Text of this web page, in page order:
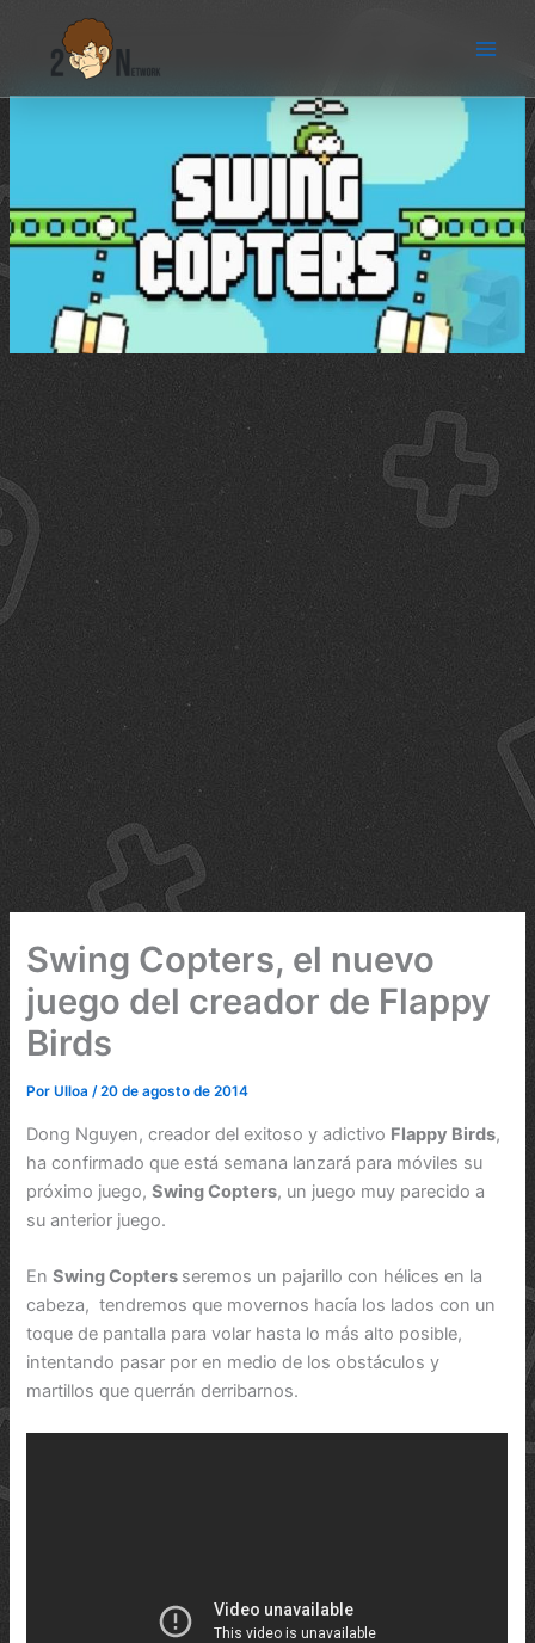
Swing Copters, el nuevo
juego del creador de Flappy
Birds
PorUlloa/20 de agosto de 2014
Dong Nguyen, creador del exitoso y adictivo Flappy Birds,
ha confirmado que está semana lanzará para móviles su
próximo juego,Swing Copters, un juego muy parecido a
su anterior juego.
EnSwing Copters seremos un pajarillo con hélices en la
cabeza, tendremos que movernos hacía los lados con un
toque de pantalla para volar hasta lo más alto posible,
intentando pasar por en medio de los obstáculos y
martillos que querrán derribarnos.